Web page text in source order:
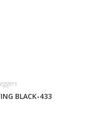
BLACK-433